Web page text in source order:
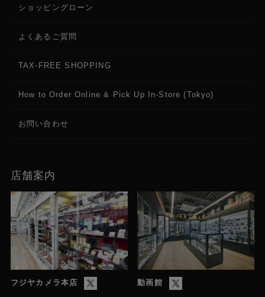
ショッピングローン
よくあるご質問
TAX-FREE SHOPPING
How to Order Online & Pick Up In-Store (Tokyo)
お問い合わせ
店舗案内
フジヤカメラ本店 動画館